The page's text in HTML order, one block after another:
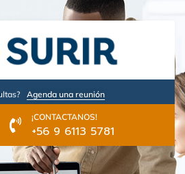
Agenda una reunión
¡CONTACTANOS!
+56 9 6113 5781